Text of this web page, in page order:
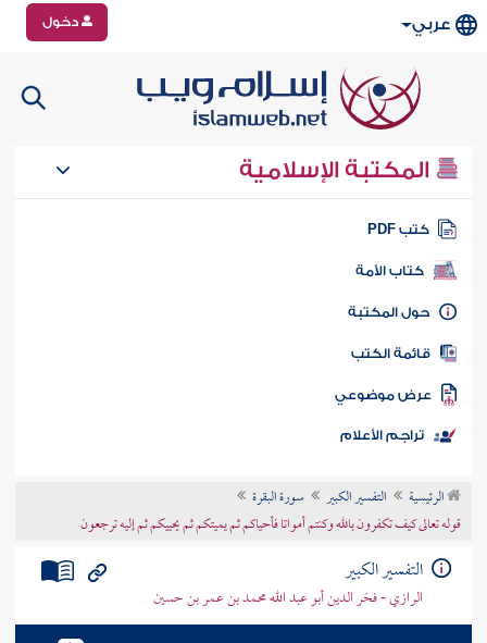
عربي دخول
المكتبة الإسلامية
كتب PDF
كتاب الأمة
المكتبة
الكتب
موضوعي
تراجم الأعلام
الرئيسية التفسير الكبير
سورة البقرة
قوله تعالى كيف تكفرون بالله وكنتم أمواتا فأحياكم ثم يميتكم ثم يحييكم ثم إليه ترجعون
التفسير الكبير
الرازي - فخر الدين أبو عبد الله محمد بن عمر بن حسين